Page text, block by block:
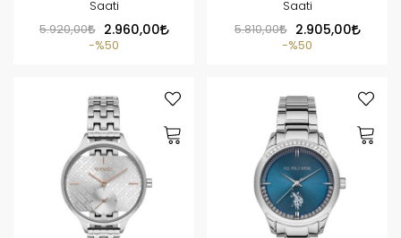
Saati
5.920,00
2.960,00
%50
Saati
5.810,00
2.905,00
%50